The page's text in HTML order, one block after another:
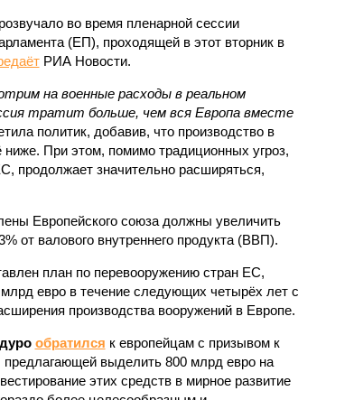
во время пленарной сессии
(ЕП), проходящей в этот вторник в
РИА Новости.
на военные расходы в реальном
тратит больше, чем вся Европа вместе
политик, добавив, что производство в
При этом, помимо традиционных угроз,
продолжает значительно расширяться,
Европейского союза должны увеличить
от валового внутреннего продукта (ВВП).
план по перевооружению стран ЕС,
евро в течение следующих четырёх лет с
производства вооружений в Европе.
обратился к европейцам с призывом к
предлагающей выделить 800 млрд евро на
этих средств в мирное развитие